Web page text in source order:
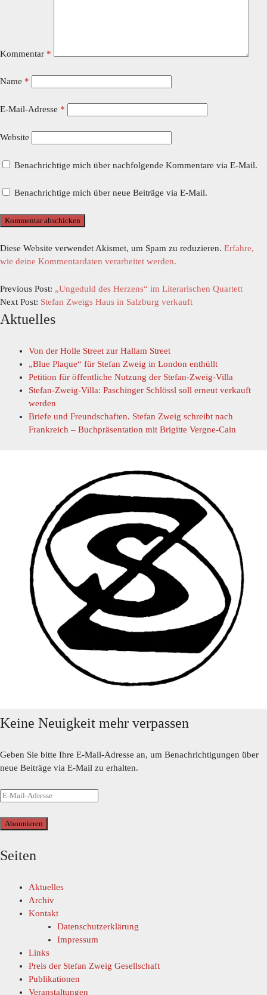
Kommentar *
Name *
E-Mail-Adresse *
Website
Benachrichtige mich über nachfolgende Kommentare via E-Mail.
Benachrichtige mich über neue Beiträge via E-Mail.
Diese Website verwendet Akismet, um Spam zu reduzieren. Erfahre,
wie deine Kommentardaten verarbeitet werden.
Previous Post: „Ungeduld des Herzens“ im Literarischen Quartett
Next Post: Stefan Zweigs Haus in Salzburg verkauft
Aktuelles
Von der Holle Street zur Hallam Street
„Blue Plaque“ für Stefan Zweig in London enthüllt
Petition für öffentliche Nutzung der Stefan-Zweig-Villa
Stefan-Zweig-Villa: Paschinger Schlössl soll erneut verkauft
werden
Briefe und Freundschaften. Stefan Zweig schreibt nach
Frankreich – Buchpräsentation mit Brigitte Vergne-Cain
Keine Neuigkeit mehr verpassen
Geben Sie bitte Ihre E-Mail-Adresse an, um Benachrichtigungen über
neue Beiträge via E-Mail zu erhalten.
Abonnieren
Seiten
Aktuelles
Archiv
Kontakt
Datenschutzerklärung
Impressum
Links
Preis der Stefan Zweig Gesellschaft
Publikationen
Veranstaltungen